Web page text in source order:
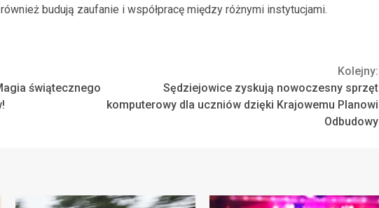
budują zaufanie i współpracę między różnymi instytucjami.
świątecznego
Kolejny:
Sędziejowice zyskują nowoczesny sprzęt
komputerowy dla uczniów dzięki Krajowemu Planowi
Odbudowy